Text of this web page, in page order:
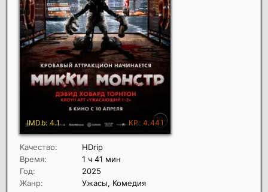
Качество:
HDrip
Время:
1 ч 41 мин
Год:
2025
Жанр:
Ужасы, Комедия